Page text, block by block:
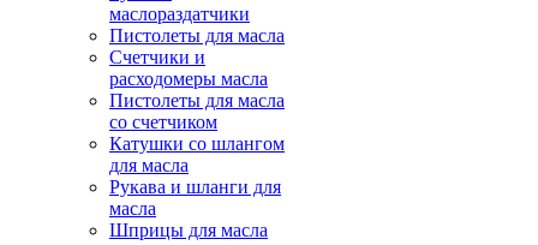
маслораздатчики
Пистолеты для масла
Счетчики и
расходомеры масла
Пистолеты для масла
со счетчиком
Катушки со шлангом
для масла
Рукава и шланги для
масла
Шприцы для масла